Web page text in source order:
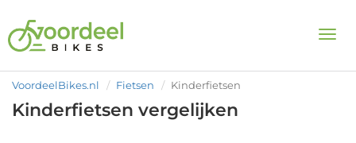
VoordeelBikes.nl Fietsen Kinderfietsen
Kinderfietsen vergelijken